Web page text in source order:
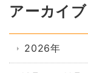
アーカイブ
2026年